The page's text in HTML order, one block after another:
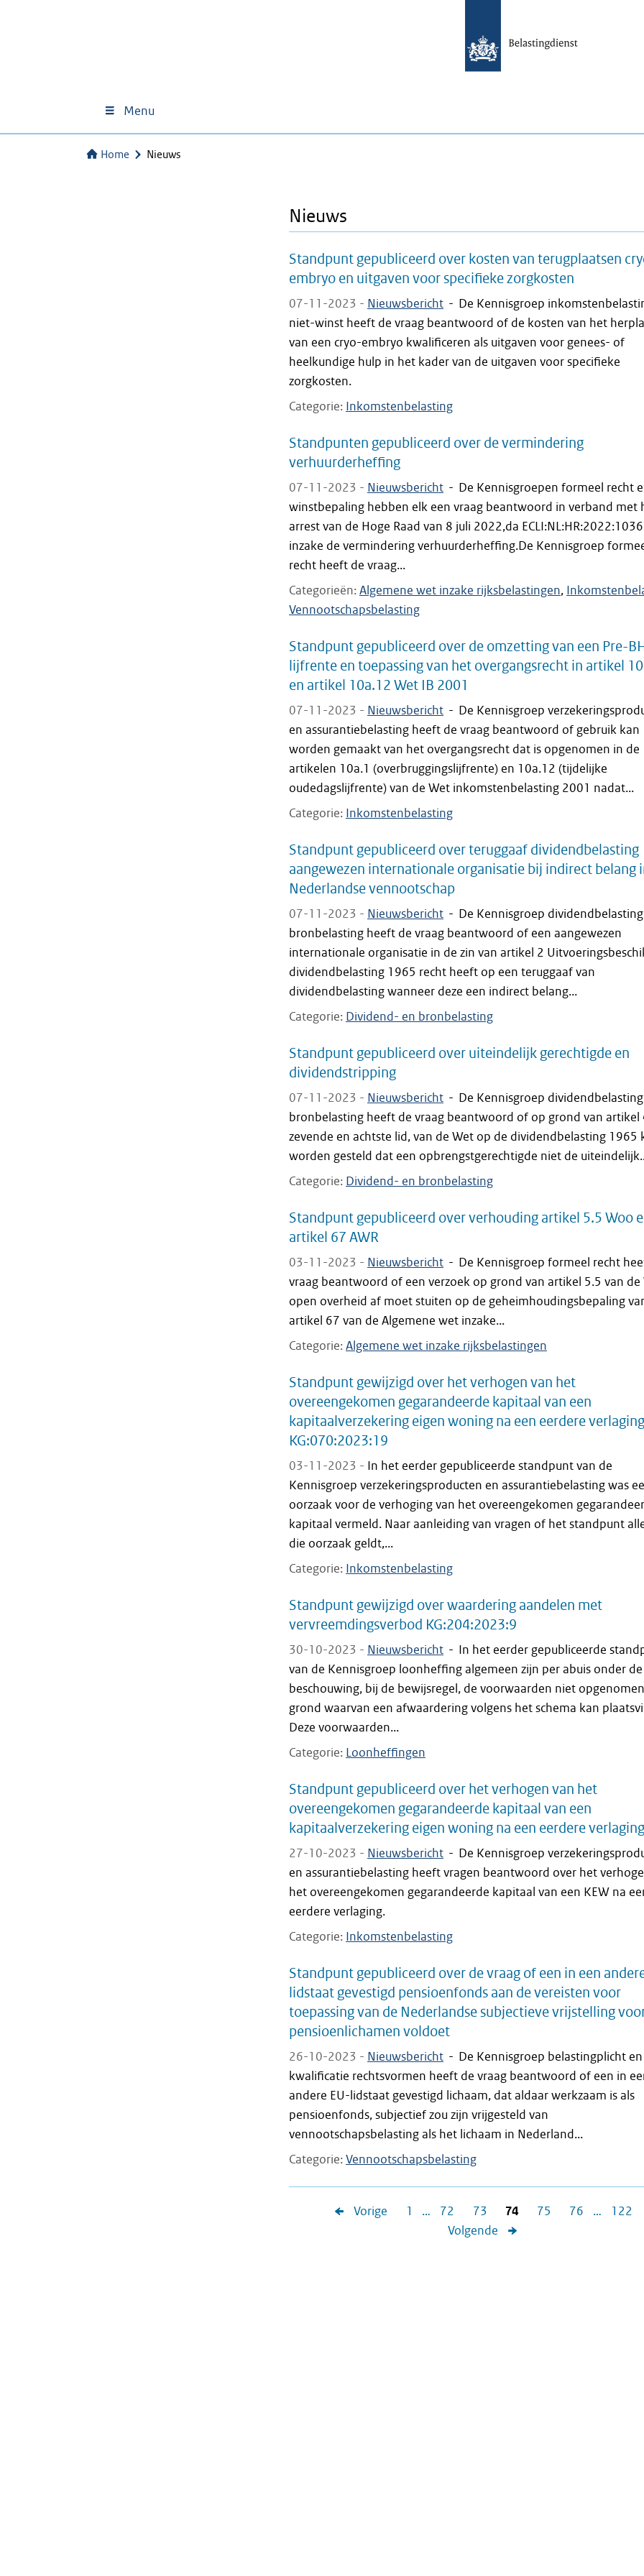
Menu
Home Nieuws
Nieuws
Standpunt gepubliceerd over kosten van terugplaatsen
embryo en uitgaven voor specifieke zorgkosten
07-11-2023 - Nieuwsbericht - De Kennisgroep
niet-winst heeft de vraag beantwoord of de kosten van het
van een cryo-embryo kwalificeren als uitgaven voor genees- of
heelkundige hulp in het kader van de uitgaven voor specifieke
zorgkosten.
Categorie Inkomstenbelasting
Standpunten gepubliceerd over de vermindering
verhuurderheffing
07-11-2023 - Nieuwsbericht - De Kennisgroepen formeel recht
winstbepaling hebben elk een vraag beantwoord in verband met
arrest van de Hoge Raad van 8 juli 2022,da ECLI:NL:HR:2022:1036
inzake de vermindering verhuurderheffing.De Kennisgroep
recht heeft de vraag...
Categorieën Algemene wet inzake rijksbelastingen
Vennootschapsbelasting
Standpunt gepubliceerd over de omzetting van een Pre-
lijfrente en toepassing van het overgangsrecht in artikel
en artikel 10a.12 Wet IB 2001
07-11-2023 - Nieuwsbericht - De Kennisgroep
en assurantiebelasting heeft de vraag beantwoord of gebruik kan
worden gemaakt van het overgangsrecht dat is opgenomen in de
artikelen 10a.1 (overbruggingslijfrente) en 10a.12 (tijdelijke
oudedagslijfrente) van de Wet inkomstenbelasting 2001 nadat...
Categorie Inkomstenbelasting
Standpunt gepubliceerd over teruggaaf dividendbelasting
aangewezen internationale organisatie bij indirect belang
Nederlandse vennootschap
07-11-2023 - Nieuwsbericht - De Kennisgroep
bronbelasting heeft de vraag beantwoord of een aangewezen
internationale organisatie in de zin van artikel 2
dividendbelasting 1965 recht heeft op een teruggaaf van
dividendbelasting wanneer deze een indirect belang...
Categorie Dividend- en bronbelasting
Standpunt gepubliceerd over uiteindelijk gerechtigde en
dividendstripping
07-11-2023 - Nieuwsbericht - De Kennisgroep
bronbelasting heeft de vraag beantwoord of op grond van artikel
zevende en achtste lid, van de Wet op de dividendbelasting 1965
worden gesteld dat een opbrengstgerechtigde niet de
Categorie Dividend- en bronbelasting
Standpunt gepubliceerd over verhouding artikel 5.5 Woo
artikel 67 AWR
03-11-2023 - Nieuwsbericht - De Kennisgroep formeel recht
vraag beantwoord of een verzoek op grond van artikel 5.5 van de
open overheid af moet stuiten op de geheimhoudingsbepaling
artikel 67 van de Algemene wet inzake...
Categorie Algemene wet inzake rijksbelastingen
Standpunt gewijzigd over het verhogen van het
overeengekomen gegarandeerde kapitaal van een
kapitaalverzekering eigen woning na een eerdere verlaging
KG:070:2023:19
03-11-2023 - In het eerder gepubliceerde standpunt van de
Kennisgroep verzekeringsproducten en assurantiebelasting was
oorzaak voor de verhoging van het overeengekomen
kapitaal vermeld. Naar aanleiding van vragen of het standpunt
die oorzaak geldt,...
Categorie Inkomstenbelasting
Standpunt gewijzigd over waardering aandelen met
vervreemdingsverbod KG:204:2023:9
30-10-2023 - Nieuwsbericht - In het eerder gepubliceerde
van de Kennisgroep loonheffing algemeen zijn per abuis onder de
beschouwing, bij de bewijsregel, de voorwaarden niet
grond waarvan een afwaardering volgens het schema kan
Deze voorwaarden...
Categorie Loonheffingen
Standpunt gepubliceerd over het verhogen van het
overeengekomen gegarandeerde kapitaal van een
kapitaalverzekering eigen woning na een eerdere verlaging
27-10-2023 - Nieuwsbericht - De Kennisgroep
en assurantiebelasting heeft vragen beantwoord over het
het overeengekomen gegarandeerde kapitaal van een KEW na
eerdere verlaging.
Categorie Inkomstenbelasting
Standpunt gepubliceerd over de vraag of een in een
lidstaat gevestigd pensioenfonds aan de vereisten voor
toepassing van de Nederlandse subjectieve vrijstelling
pensioenlichamen voldoet
26-10-2023 - Nieuwsbericht - De Kennisgroep belastingplicht en
kwalificatie rechtsvormen heeft de vraag beantwoord of een in
andere EU-lidstaat gevestigd lichaam, dat aldaar werkzaam is als
pensioenfonds, subjectief zou zijn vrijgesteld van
vennootschapsbelasting als het lichaam in Nederland...
Categorie Vennootschapsbelasting
Vorige 1 … 72 73 74 75 76 …
122
Volgende